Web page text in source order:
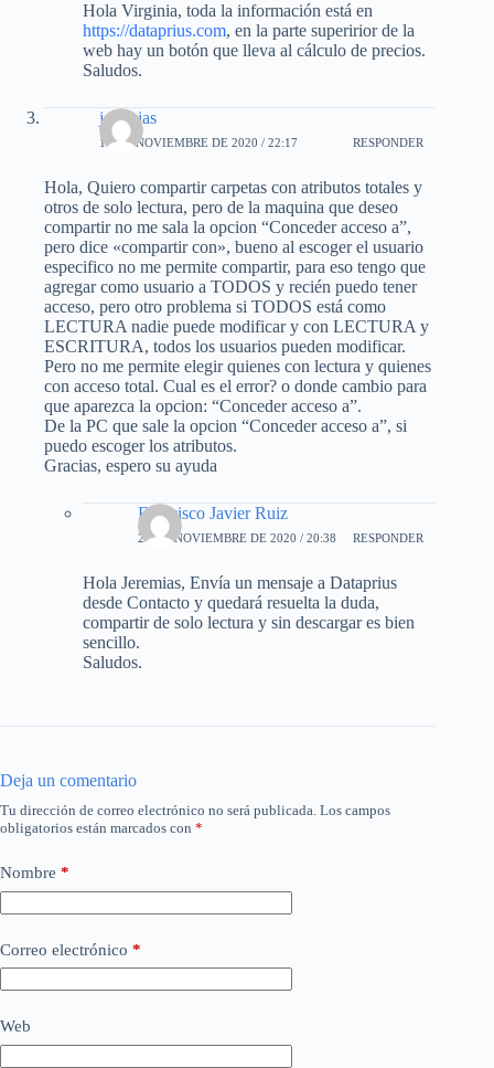
Hola Virginia, toda la información está en
https://dataprius.com, en la parte superirior de la
web hay un botón que lleva al cálculo de precios.
Saludos.
jeremias
19 DE NOVIEMBRE DE 2020 / 22:17 RESPONDER
Hola, Quiero compartir carpetas con atributos totales y
otros de solo lectura, pero de la maquina que deseo
compartir no me sala la opcion “Conceder acceso a”,
pero dice «compartir con», bueno al escoger el usuario
especifico no me permite compartir, para eso tengo que
agregar como usuario a TODOS y recién puedo tener
acceso, pero otro problema si TODOS está como
LECTURA nadie puede modificar y con LECTURA y
ESCRITURA, todos los usuarios pueden modificar.
Pero no me permite elegir quienes con lectura y quienes
con acceso total. Cual es el error? o donde cambio para
que aparezca la opcion: “Conceder acceso a”.
De la PC que sale la opcion “Conceder acceso a”, si
puedo escoger los atributos.
Gracias, espero su ayuda
Francisco Javier Ruiz
20 DE NOVIEMBRE DE 2020 / 20:38 RESPONDER
Hola Jeremias, Envía un mensaje a Dataprius
desde Contacto y quedará resuelta la duda,
compartir de solo lectura y sin descargar es bien
sencillo.
Saludos.
Deja un comentario
Tu dirección de correo electrónico no será publicada. Los campos
obligatorios están marcados con *
Nombre *
Correo electrónico *
Web